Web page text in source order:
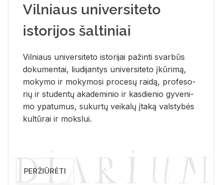
Vilniaus universiteto
istorijos šaltiniai
Vil­niaus uni­ver­si­te­to is­to­ri­jai pa­žin­ti svar­būs
do­ku­men­tai, liu­di­jan­tys uni­ver­si­te­to įkū­ri­mą,
mo­ky­mo ir mo­ky­mo­si pro­ce­sų rai­dą, pro­fe­so­
rių ir stu­den­tų aka­de­mi­nio ir kas­die­nio gy­ve­ni­
mo ypa­tu­mus, su­kur­tų vei­ka­lų įta­ką vals­ty­bės
kul­tū­rai ir moks­lui.
PERŽIŪRĖTI